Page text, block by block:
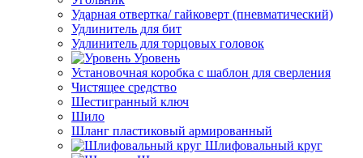
Ударная отвертка/ гайковерт (пневматический)
Удлинитель для бит
Удлинитель для торцовых головок
Уровень
Установочная коробка с шаблон для сверления
Чистящее средство
Шестигранный ключ
Шило
Шланг пластиковый армированный
Шлифовальный круг